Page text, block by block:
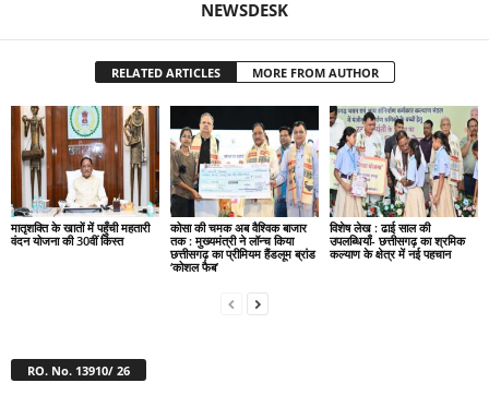
NEWSDESK
RELATED ARTICLES MORE FROM AUTHOR
मातृशक्ति के खातों में पहुँची महतारी
वंदन योजना की 30वीं किस्त
कोसा की चमक अब वैश्विक बाजार
तक : मुख्यमंत्री ने लॉन्च किया
छत्तीसगढ़ का प्रीमियम हैंडलूम ब्रांड
‘कोशल फैब’
विशेष लेख : ढाई साल की
उपलब्धियाँ- छत्तीसगढ़ का श्रमिक
कल्याण के क्षेत्र में नई पहचान
RO. No. 13910/ 26